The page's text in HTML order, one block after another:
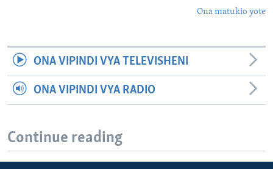
Ona matukio yote
ONA VIPINDI VYA TELEVISHENI
ONA VIPINDI VYA RADIO
Continue reading